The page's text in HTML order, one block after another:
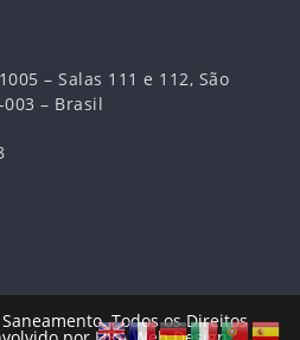
– Salas 111 e 112, São
003 – Brasil
. Todos os Direitos